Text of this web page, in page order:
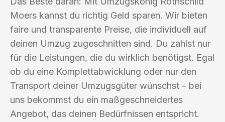
Moers kannst du richtig Geld sparen. Wir bieten
faire und transparente Preise, die individuell auf
deinen Umzug zugeschnitten sind. Du zahlst nur
für die Leistungen, die du wirklich benötigst. Egal
ob du eine Komplettabwicklung oder nur den
Transport deiner Umzugsgüter wünschst – bei
uns bekommst du ein maßgeschneidertes
Angebot, das deinen Bedürfnissen entspricht.